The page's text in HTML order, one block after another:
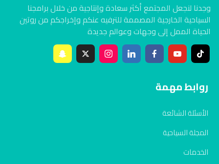
وجدنا لنجعل المجتمع أكثر سعادة وإنتاجية من خلال برامجنا
السياحية الخارجية المصممة للترفيه عنكم وإخراجكم من روتين
الحياة الممل إلى وجهات وعوالم جديدة
روابط مهمة
الأسئلة الشائعة
المجلة السياحية
الخدمات